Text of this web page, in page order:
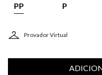
PP P
Provador Virtual